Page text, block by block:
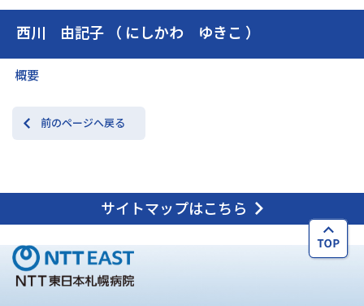
交通アクセス お問い合わせ
西川 由記子 （ にしかわ ゆきこ ）
概要
前のページへ戻る
サイトマップはこちら